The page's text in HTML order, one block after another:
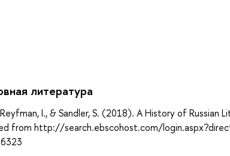
литература
I., & Sandler, S. (2018). A History of
from http://search.ebscohost.com/